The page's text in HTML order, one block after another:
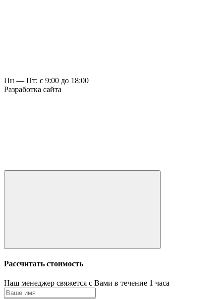
Пн — Пт: с 9:00 до 18:00
Разработка сайта
Рассчитать стоимость
Наш менеджер свяжется с Вами в течение 1 часа